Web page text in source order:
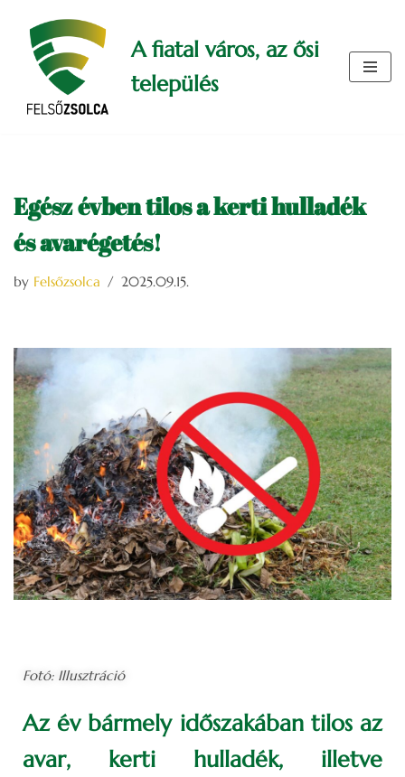
Skip
content
A fiatal város, az ősi
település
Egész évben tilos a kerti hulladék
és avarégetés!
by Felsőzsolca 2025.09.15.
Fotó: Illusztráció
Az év bármely időszakában tilos az
avar, kerti hulladék, illetve